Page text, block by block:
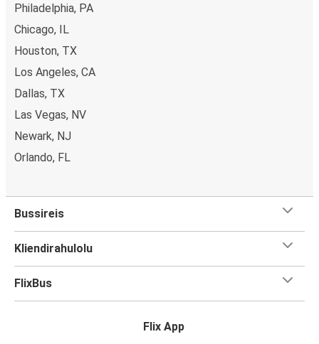
Philadelphia, PA
Chicago, IL
Houston, TX
Los Angeles, CA
Dallas, TX
Las Vegas, NV
Newark, NJ
Orlando, FL
Bussireis
Kliendirahulolu
FlixBus
Flix App